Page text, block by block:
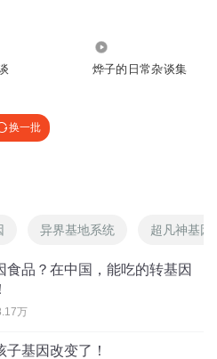
仔细学习
烨子的日常杂谈集
换一批
异界基地系统 超凡神基因
食品？在中国，能吃的转基因
万
基因改变了！